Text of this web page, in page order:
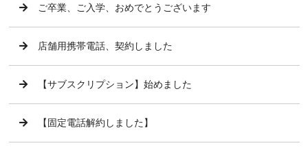
ご卒業、ご入学、おめでとうございます
店舗用携帯電話、契約しました
【サブスクリプション】始めました
【固定電話解約しました】